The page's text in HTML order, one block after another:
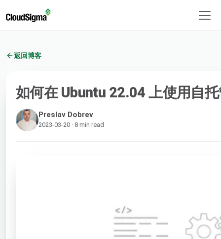
返回博客
如何在 Ubuntu 22.04 上使用自
Preslav Dobrev
2023-03-20 · 8 min read